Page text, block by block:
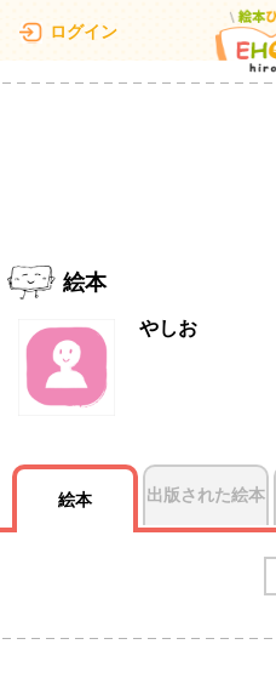
ログイン
絵本
やしお
絵本 出版された絵本